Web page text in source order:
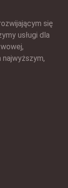
się
usługi dla